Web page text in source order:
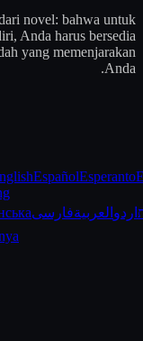
novel: bahwa untuk
Anda harus bersedia
yang memenjarakan
Anda.
EspañolEsperanto
اردو العربيةفارسی